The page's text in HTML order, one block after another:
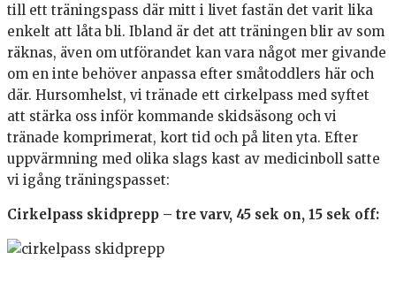
till ett träningspass där mitt i livet fastän det varit lika
enkelt att låta bli. Ibland är det att träningen blir av som
räknas, även om utförandet kan vara något mer givande
om en inte behöver anpassa efter småtoddlers här och
där. Hursomhelst, vi tränade ett cirkelpass med syftet
att stärka oss inför kommande skidsäsong och vi
tränade komprimerat, kort tid och på liten yta. Efter
uppvärmning med olika slags kast av medicinboll satte
vi igång träningspasset:
Cirkelpass skidprepp – tre varv, 45 sek on, 15 sek off: